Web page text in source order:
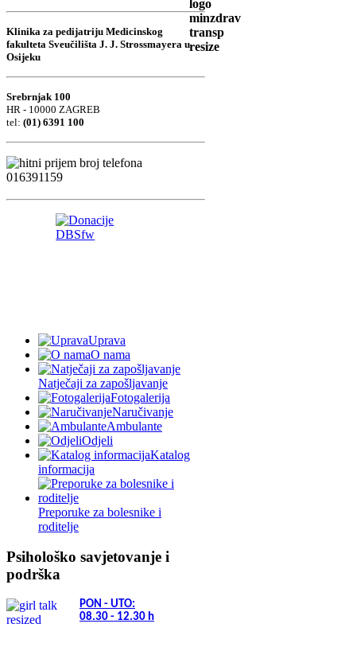
Klinika za pedijatriju Medicinskog
fakulteta Sveučilišta J. J. Strossmayera u
Osijeku
Srebrnjak 100
HR - 10000 ZAGREB
tel:
(01) 6391 100
O nama
Natječaji za zapošljavanje
Fotogalerija
Naručivanje
Ambulante
Odjeli
informacija
Preporuke za bolesnike i
roditelje
podrška
08.30 - 12.30